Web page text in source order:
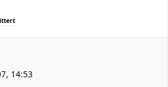
14:53